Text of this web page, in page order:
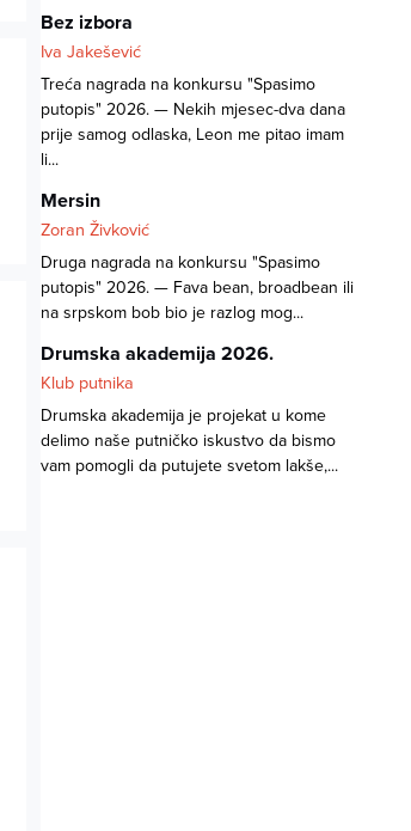
Bez izbora
Iva Jakešević
Treća nagrada na konkursu "Spasimo
putopis" 2026. — Nekih mjesec-dva dana
prije samog odlaska, Leon me pitao imam
li...
Mersin
Zoran Živković
Druga nagrada na konkursu "Spasimo
putopis" 2026. — Fava bean, broadbean ili
na srpskom bob bio je razlog mog...
Drumska akademija 2026.
Klub putnika
Drumska akademija je projekat u kome
delimo naše putničko iskustvo da bismo
vam pomogli da putujete svetom lakše,...